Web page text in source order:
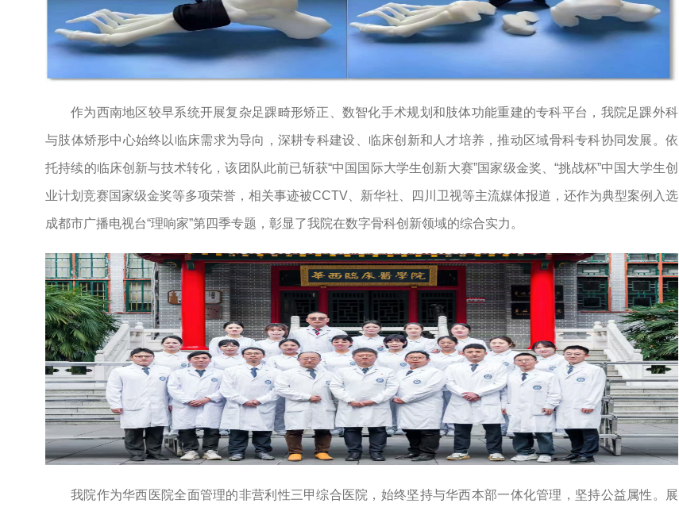
作为西南地区较早系统开展复杂足踝畸形矫正、数智化手术规划和肢体功能重建的专科平台，我院足踝外科
与肢体矫形中心始终以临床需求为导向，深耕专科建设、临床创新和人才培养，推动区域骨科专科协同发展。依
托持续的临床创新与技术转化，该团队此前已斩获“中国国际大学生创新大赛”国家级金奖、“挑战杯”中国大学生创
业计划竞赛国家级金奖等多项荣誉，相关事迹被CCTV、新华社、四川卫视等主流媒体报道，还作为典型案例入选
成都市广播电视台“理响家”第四季专题，彰显了我院在数字骨科创新领域的综合实力。
我院作为华西医院全面管理的非营利性三甲综合医院，始终坚持与华西本部一体化管理，坚持公益属性。展